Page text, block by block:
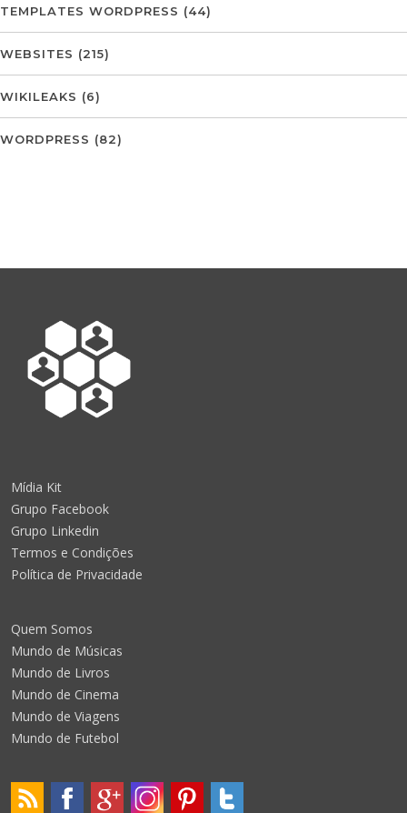
TEMPLATES WORDPRESS (44)
WEBSITES (215)
WIKILEAKS (6)
WORDPRESS (82)
Mídia Kit
Grupo Facebook
Grupo Linkedin
Termos e Condições
Política de Privacidade
Quem Somos
Mundo de Músicas
Mundo de Livros
Mundo de Cinema
Mundo de Viagens
Mundo de Futebol